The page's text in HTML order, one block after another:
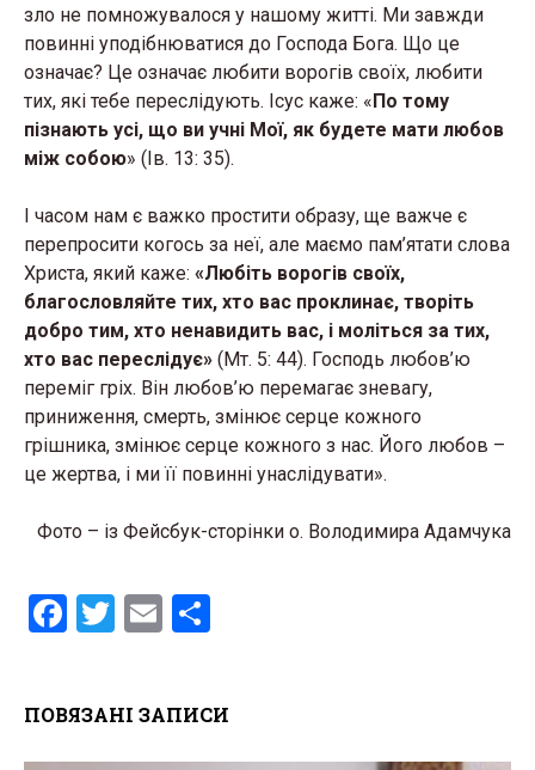
зло не помножувалося у нашому житті. Ми завжди
повинні уподібнюватися до Господа Бога. Що це
означає? Це означає любити ворогів своїх, любити
тих, які тебе переслідують. Ісус каже: «По тому
пізнають усі, що ви учні Мої, як будете мати любов
між собою» (Ів. 13: 35).
І часом нам є важко простити образу, ще важче є
перепросити когось за неї, але маємо пам’ятати слова
Христа, який каже: «Любіть ворогів своїх,
благословляйте тих, хто вас проклинає, творіть
добро тим, хто ненавидить вас, і моліться за тих,
хто вас переслідує» (Мт. 5: 44). Господь любов’ю
переміг гріх. Він любов’ю перемагає зневагу,
приниження, смерть, змінює серце кожного
грішника, змінює серце кожного з нас. Його любов –
це жертва, і ми її повинні унаслідувати».
Фото – із Фейсбук-сторінки о. Володимира Адамчука
F
b
T
er
E
e
ПОВЯЗАНІ ЗАПИСИ